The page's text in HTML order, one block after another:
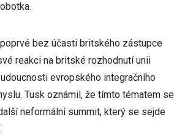
bez účasti britského zástupce
reakci na britské rozhodnutí unii
evropského integračního
Tusk oznámil, že tímto tématem se
neformální summit, který se sejde